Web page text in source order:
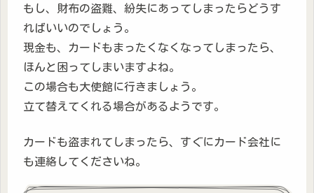
もし、財布の盗難、紛失にあってしまったらどうす
ればいいのでしょう。
現金も、カードもまったくなくなってしまったら、
ほんと困ってしまいますよね。
この場合も大使館に行きましょう。
立て替えてくれる場合があるようです。
カードも盗まれてしまったら、すぐにカード会社に
も連絡してくださいね。